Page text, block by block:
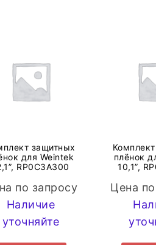
защитных
для Weintek
RP0C3A300
по запросу
Наличие
уточняйте
плёнок
10,1”,
Цена